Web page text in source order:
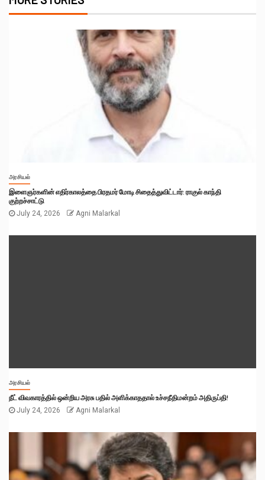
அரசியல்
இளைஞர்களின் எதிர்காலத்தை பிரதமர் மோடி சிதைத்துவிட்டார்: ராகுல் காந்தி
குற்றச்சாட்டு
July 24, 2026
Agni Malarkal
அரசியல்
நீட் விவகாரத்தில் ஒன்றிய அரசு பதில் அளிக்காததால் உச்சநீதிமன்றம் அதிருப்தி!
July 24, 2026
Agni Malarkal